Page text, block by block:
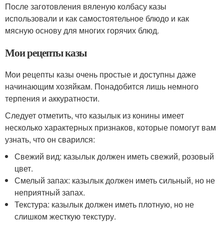
После заготовления вяленую колбасу казы
использовали и как самостоятельное блюдо и как
мясную основу для многих горячих блюд.
Мои рецепты казы
Мои рецепты казы очень простые и доступны даже
начинающим хозяйкам. Понадобится лишь немного
терпения и аккуратности.
Следует отметить, что казылык из конины имеет
несколько характерных признаков, которые помогут вам
узнать, что он сварился:
Свежий вид: казылык должен иметь свежий, розовый
цвет.
Смелый запах: казылык должен иметь сильный, но не
неприятный запах.
Текстура: казылык должен иметь плотную, но не
слишком жесткую текстуру.